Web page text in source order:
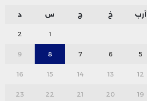
أرب خ ج س د
1
2
5
6
7
8
9
12
13
14
15
16
19
20
21
22
23